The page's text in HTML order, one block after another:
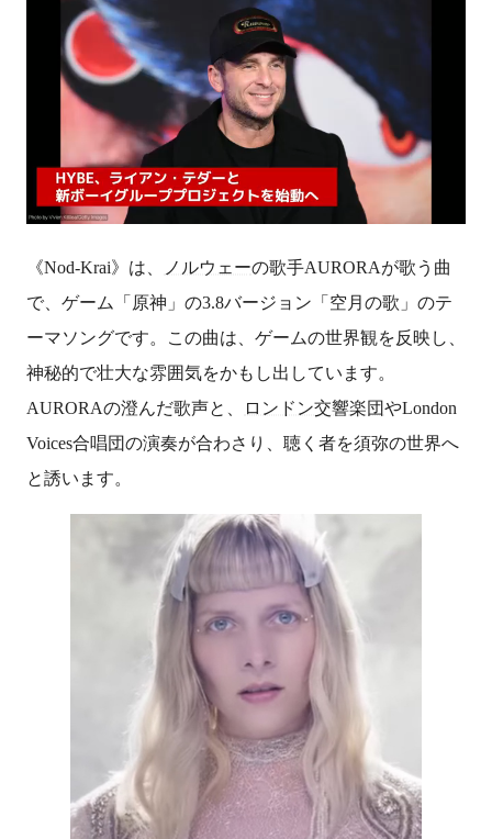
《Nod-Krai》は、 ノルウェーの歌手AURORAが歌う曲
で、ゲーム「原神」の3.8バージョン「空月の歌」のテ
ーマソングです。この曲は、ゲームの世界観を反映し、
神秘的で壮大な雰囲気をかもし出しています。
AURORAの澄んだ歌声と、
ロンドン交響楽団やLondon
Voices合唱団の演奏が合わさり、聴く者を須弥の世界へ
と誘います。